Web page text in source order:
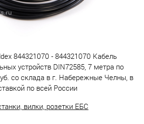
844321070 - 844321070 Кабель
устройств DIN72585, 7 метра по
со склада в г. Набережные Челны, в
по всей России
вилки, розетки ЕБС